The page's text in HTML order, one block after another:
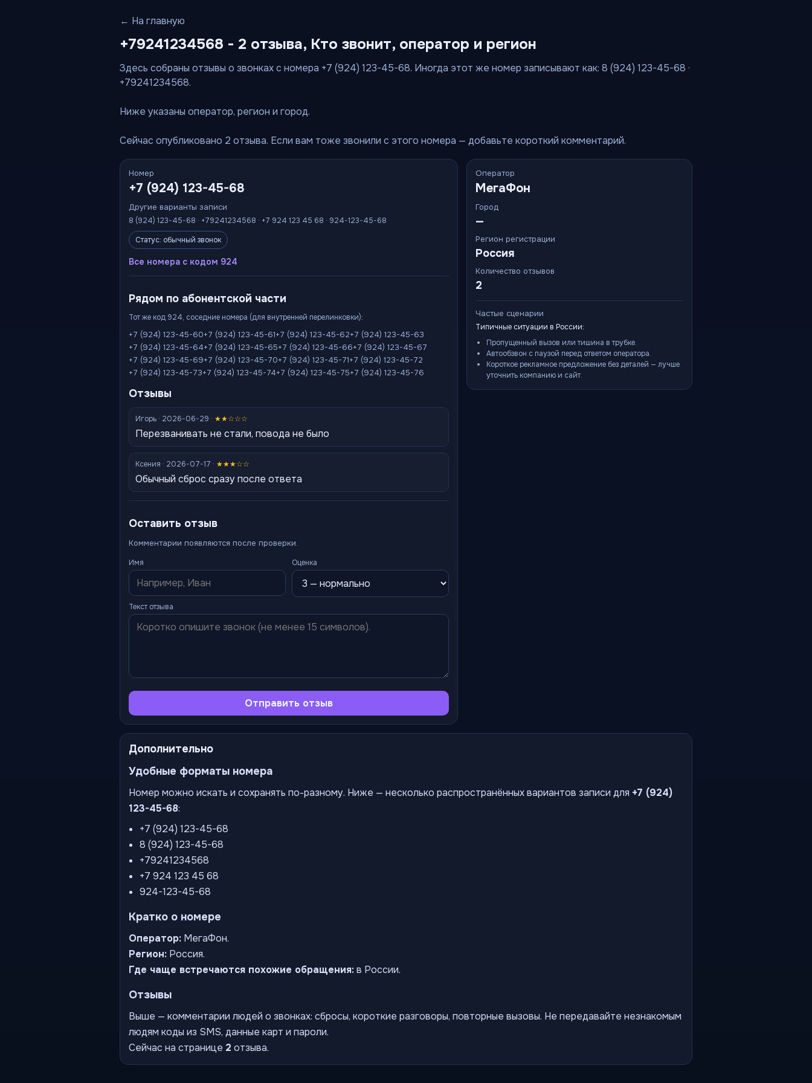
← На главную
+79241234568 - 2 отзыва, Кто звонит, оператор и регион
Здесь собраны отзывы о звонках с номера +7 (924) 123-45-68. Иногда этот же номер записывают как: 8 (924) 123-45-68 ·
+79241234568.
Ниже указаны оператор, регион и город.
Сейчас опубликовано 2 отзыва. Если вам тоже звонили с этого номера — добавьте короткий комментарий.
Номер
+7 (924) 123-45-68
Другие варианты записи
8 (924) 123-45-68 · +79241234568 · +7 924 123 45 68 · 924-123-45-68
Статус: обычный звонок
Все номера с кодом 924
Рядом по абонентской части
Тот же код 924, соседние номера (для внутренней перелинковки):
+7 (924) 123-45-60+7 (924) 123-45-61+7 (924) 123-45-62+7 (924) 123-45-63
+7 (924) 123-45-64+7 (924) 123-45-65+7 (924) 123-45-66+7 (924) 123-45-67
+7 (924) 123-45-69+7 (924) 123-45-70+7 (924) 123-45-71+7 (924) 123-45-72
+7 (924) 123-45-73+7 (924) 123-45-74+7 (924) 123-45-75+7 (924) 123-45-76
Отзывы
Игорь · 2026-06-29 · ★★☆☆☆
Перезванивать не стали, повода не было
Ксения · 2026-07-17 · ★★★☆☆
Обычный сброс сразу после ответа
Оставить отзыв
Комментарии появляются после проверки.
Имя Оценка
Текст отзыва
Отправить отзыв
Оператор
МегаФон
Город
—
Регион регистрации
Россия
Количество отзывов
2
Частые сценарии
Типичные ситуации в России:
Пропущенный вызов или тишина в трубке.
Автообзвон с паузой перед ответом оператора.
Короткое рекламное предложение без деталей — лучше
уточнить компанию и сайт.
Дополнительно
Удобные форматы номера
Номер можно искать и сохранять по-разному. Ниже — несколько распространённых вариантов записи для +7 (924)
123-45-68:
+7 (924) 123-45-68
8 (924) 123-45-68
+79241234568
+7 924 123 45 68
924-123-45-68
Кратко о номере
Оператор: МегаФон.
Регион: Россия.
Где чаще встречаются похожие обращения:в России.
Отзывы
Выше — комментарии людей о звонках: сбросы, короткие разговоры, повторные вызовы. Не передавайте незнакомым
людям коды из SMS, данные карт и пароли.
Сейчас на странице 2 отзыва.